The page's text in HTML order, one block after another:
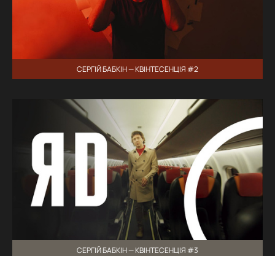
СЕРГІЙ БАБКІН — КВІНТЕСЕНЦІЯ #2
СЕРГІЙ БАБКІН — КВІНТЕСЕНЦІЯ #3